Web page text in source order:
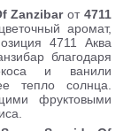
Zanzibarот 4711
аромат,
4711 Аква
благодаря
и ванили
тепло солнца.
фруктовыми